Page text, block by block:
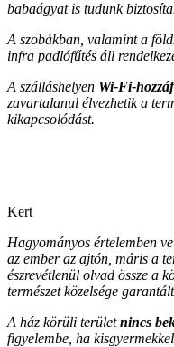
babaágyat is tudunk
A szobákban, valamint a
infra padlófűtés áll
A szálláshelyen Wi-Fi-
zavartalanul élvezhetik a
kikapcsolódást.
Kert
Hagyományos értelemben
az ember az ajtón, máris a
észrevétlenül olvad össze a
természet közelsége
A ház körüli területnincs
figyelembe, ha